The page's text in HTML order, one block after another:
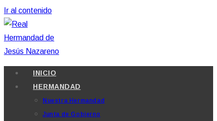
Ir al contenido
INICIO
HERMANDAD
Nuestra Hermandad
Junta de Gobierno